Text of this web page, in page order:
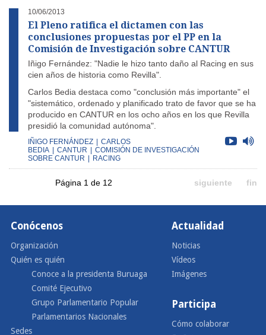
10/06/2013
El Pleno ratifica el dictamen con las
conclusiones propuestas por el PP en la
Comisión de Investigación sobre CANTUR
Iñigo Fernández: "Nadie le hizo tanto daño al Racing en sus
cien años de historia como Revilla".
Carlos Bedia destaca como "conclusión más importante" el
"sistemático, ordenado y planificado trato de favor que se ha
producido en CANTUR en los ocho años en los que Revilla
presidió la comunidad autónoma".
IÑIGO FERNÁNDEZ
CARLOS
BEDIA
CANTUR
COMISIÓN DE INVESTIGACIÓN
SOBRE CANTUR
RACING
Página 1 de 12 siguiente fin
Conócenos
Organización
Quién es quién
Conoce a la presidenta Buruaga
Comité Ejecutivo
Grupo Parlamentario Popular
Parlamentarios Nacionales
Sedes
Actualidad
Noticias
Vídeos
Imágenes
Participa
Cómo colaborar